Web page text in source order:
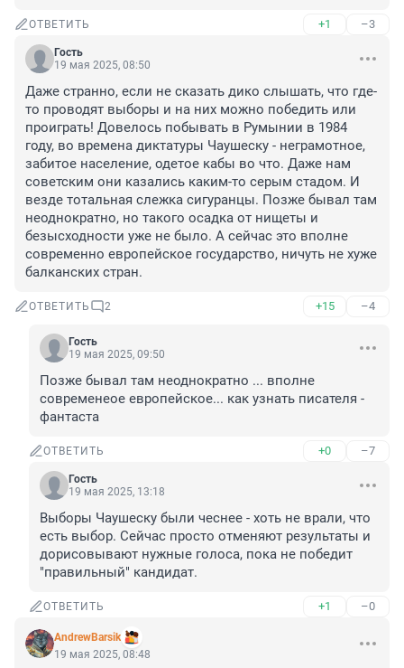
ОТВЕТИТЬ +1 –3
Гость
19 мая 2025, 08:50
Даже странно, если не сказать дико слышать, что где-
то проводят выборы и на них можно победить или
проиграть! Довелось побывать в Румынии в 1984
году, во времена диктатуры Чаушеску - неграмотное,
забитое население, одетое кабы во что. Даже нам
советским они казались каким-то серым стадом. И
везде тотальная слежка сигуранцы. Позже бывал там
неоднократно, но такого осадка от нищеты и
безысходности уже не было. А сейчас это вполне
современно европейское государство, ничуть не хуже
балканских стран.
ОТВЕТИТЬ 2 +15 –4
Гость
19 мая 2025, 09:50
Позже бывал там неоднократно ... вполне
современеое европейское... как узнать писателя -
фантаста
ОТВЕТИТЬ +0 –7
Гость
19 мая 2025, 13:18
Выборы Чаушеску были чеснее - хоть не врали, что
есть выбор. Сейчас просто отменяют результаты и
дорисовывают нужные голоса, пока не победит
"правильный" кандидат.
ОТВЕТИТЬ +1 –0
AndrewBarsik
19 мая 2025, 08:48